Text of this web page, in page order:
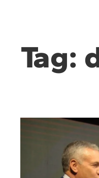
Tag: